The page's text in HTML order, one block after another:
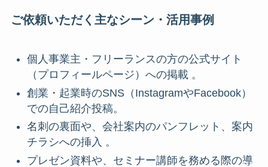
ご依頼いただく主なシーン ・活用事例
個人事業主・フリーランスの方の公式サイト
（プロフィールページ）への掲載 。
創業・起業時のSNS（InstagramやFacebook）
での自己紹介投稿。
名刺の裏面や、会社案内のパンフレット、案内
チラシへの挿入 。
プレゼン資料や、セミナー講師を務める際の導